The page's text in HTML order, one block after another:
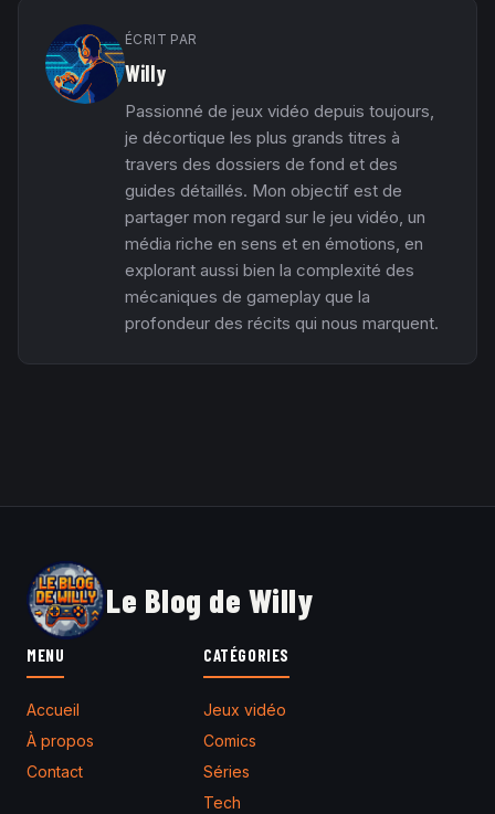
ÉCRIT PAR
Willy
Passionné de jeux vidéo depuis toujours,
je décortique les plus grands titres à
travers des dossiers de fond et des
guides détaillés. Mon objectif est de
partager mon regard sur le jeu vidéo, un
média riche en sens et en émotions, en
explorant aussi bien la complexité des
mécaniques de gameplay que la
profondeur des récits qui nous marquent.
Le Blog de Willy
MENU
Accueil
À propos
Contact
CATÉGORIES
Jeux vidéo
Comics
Séries
Tech